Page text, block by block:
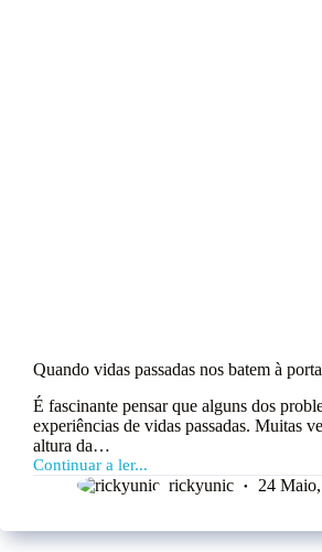
Quando vidas passadas nos batem à
É fascinante pensar que alguns dos
experiências de vidas passadas. Muitas
altura da…
Continuar a ler...
rickyunic 24